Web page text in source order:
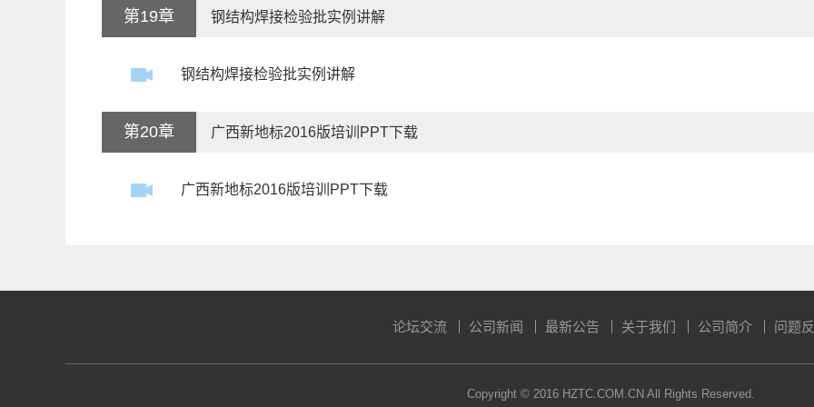
第19章 钢结构焊接检验批实例讲解
钢结构焊接检验批实例讲解
第20章 广西新地标2016版培训PPT下载
广西新地标2016版培训PPT下载
论坛交流 公司新闻 最新公告 关于我们 公司简介 问题
Copyright © 2016 HZTC.COM.CN All Rights Reserved.